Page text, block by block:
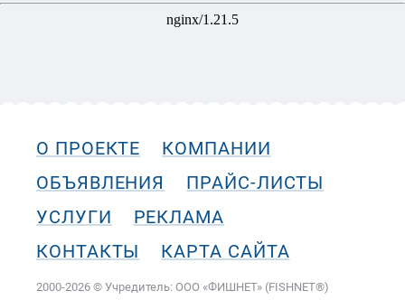
О ПРОЕКТЕ
КОМПАНИИ
ОБЪЯВЛЕНИЯ
ПРАЙС-ЛИСТЫ
УСЛУГИ
РЕКЛАМА
КОНТАКТЫ
КАРТА САЙТА
2000-2026 © Учредитель: ООО «ФИШНЕТ» (FISHNET®)